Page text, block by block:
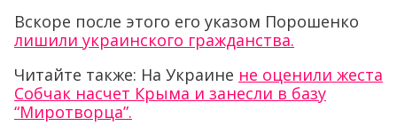
Вскоре после этого его указом Порошенко
лишили украинского гражданства.
Читайте также: На Украине не оценили жеста
Собчак насчет Крыма и занесли в базу
“Миротворца”.